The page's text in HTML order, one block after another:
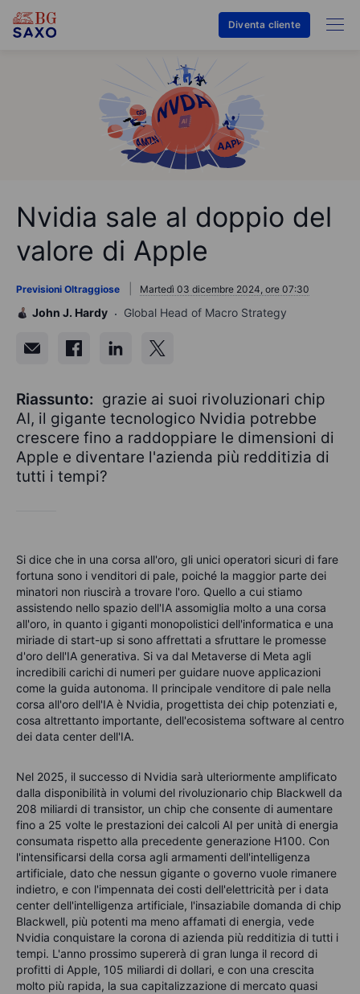
Diventa cliente
Nvidia sale al doppio del
valore di Apple
Previsioni Oltraggiose Martedì 03 dicembre 2024, ore 07:30
John J. Hardy Global Head of Macro Strategy
Riassunto: grazie ai suoi rivoluzionari chip
AI, il gigante tecnologico Nvidia potrebbe
crescere fino a raddoppiare le dimensioni di
Apple e diventare l'azienda più redditizia di
tutti i tempi?
Si dice che in una corsa all'oro, gli unici operatori sicuri di fare
fortuna sono i venditori di pale, poiché la maggior parte dei
minatori non riuscirà a trovare l'oro. Quello a cui stiamo
assistendo nello spazio dell'IA assomiglia molto a una corsa
all'oro, in quanto i giganti monopolistici dell'informatica e una
miriade di start-up si sono affrettati a sfruttare le promesse
d'oro dell'IA generativa. Si va dal Metaverse di Meta agli
incredibili carichi di numeri per guidare nuove applicazioni
come la guida autonoma. Il principale venditore di pale nella
corsa all'oro dell'IA è Nvidia, progettista dei chip potenziati e,
cosa altrettanto importante, dell'ecosistema software al centro
dei data center dell'IA.
Nel 2025, il successo di Nvidia sarà ulteriormente amplificato
dalla disponibilità in volumi del rivoluzionario chip Blackwell da
208 miliardi di transistor, un chip che consente di aumentare
fino a 25 volte le prestazioni dei calcoli AI per unità di energia
consumata rispetto alla precedente generazione H100. Con
l'intensificarsi della corsa agli armamenti dell'intelligenza
artificiale, dato che nessun gigante o governo vuole rimanere
indietro, e con l'impennata dei costi dell'elettricità per i data
center dell'intelligenza artificiale, l'insaziabile domanda di chip
Blackwell, più potenti ma meno affamati di energia, vede
Nvidia conquistare la corona di azienda più redditizia di tutti i
tempi. L'anno prossimo supererà di gran lunga il record di
profitti di Apple, 105 miliardi di dollari, e con una crescita
molto più rapida, la sua capitalizzazione di mercato quasi